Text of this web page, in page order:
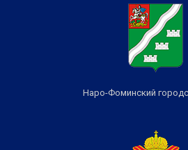
Наро-Фоминский